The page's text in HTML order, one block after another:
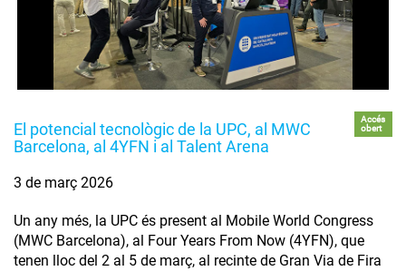
El potencial tecnològic de la UPC, al MWC
Barcelona, al 4YFN i al Talent Arena
Accés
obert
3 de març 2026
Un any més, la UPC és present al Mobile World Congress
(MWC Barcelona), al Four Years From Now (4YFN), que
tenen lloc del 2 al 5 de març, al recinte de Gran Via de Fira